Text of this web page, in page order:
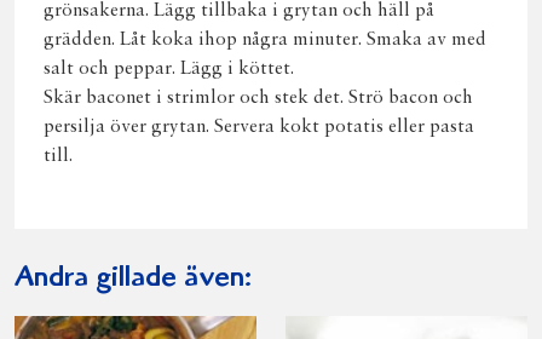
grönsakerna. Lägg tillbaka i grytan och häll på
grädden. Låt koka ihop några minuter. Smaka av med
salt och peppar. Lägg i köttet.
Skär baconet i strimlor och stek det. Strö bacon och
persilja över grytan. Servera kokt potatis eller pasta
till.
Andra gillade även: